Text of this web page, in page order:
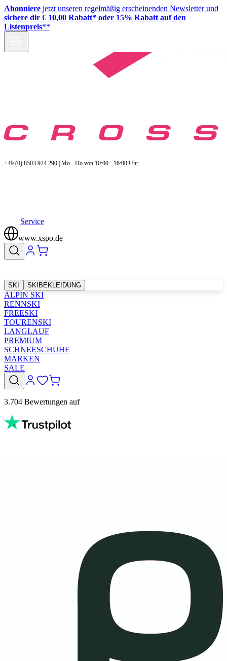
Abonniere jetzt unseren regelmäßig erscheinenden Newsletter und
sichere dir € 10,00 Rabatt* oder 15% Rabatt auf den
Listenpreis**
+49 (0) 8503 924 290 | Mo - Do von 10:00 - 16:00 Uhr
Service
www.xspo.de
SKI SKIBEKLEIDUNG
ALPIN SKI
RENNSKI
FREESKI
TOURENSKI
LANGLAUF
PREMIUM
SCHNEESCHUHE
MARKEN
SALE
3.704 Bewertungen auf